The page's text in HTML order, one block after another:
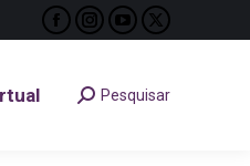
Facebook
opens
Instagram
opens
YouTube
opens
X
opens
Search:Pesquisar
Search:
Pesquisar